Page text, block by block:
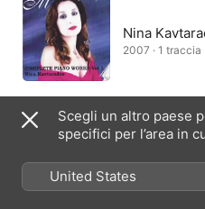
Nina
2007 · 1 traccia
2016 · 1 traccia ·
Scegli un altro paese
specifici per l’area in
United States